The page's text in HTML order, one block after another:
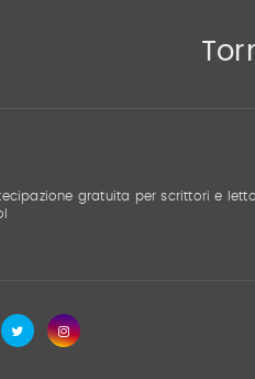
gratuita per scrittori e